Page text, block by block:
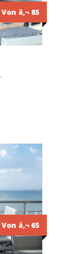
Von â‚¬ 85
Von â‚¬ 65